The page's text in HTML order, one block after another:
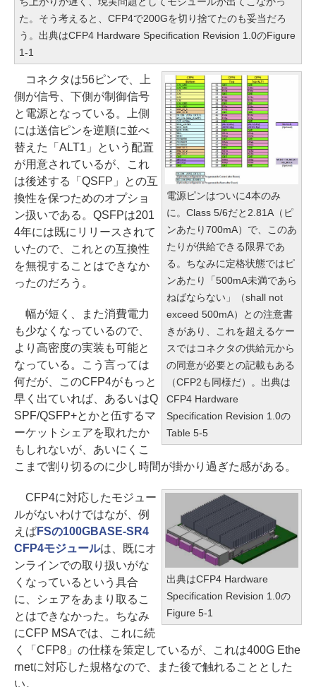
た。そう考えると、CFP4で200Gを切り捨てたのも妥当だろ
う。出典はCFP4 Hardware Specification Revision 1.0のFigure
1-1
電源ピンはついに4本のみ
に。Class 5/6だと2.81A（ピ
ンあたり700mA）で、このあ
たりが供給できる限界であ
る。ちなみに定格状態ではピ
ンあたり「500mA未満であら
ねばならない」（shall not
exceed 500mA）との注意書
きがあり、これを超えるケー
スではコネクタの供給元から
の同意が必要との記載もある
（CFP2も同様だ）。出典は
CFP4 Hardware
Specification Revision 1.0の
Table 5-5
コネクタは56ピンで、上
側が信号、下側が制御信号
と電源となっている。上側
には送信ピンを逆順に並べ
替えた「ALT1」という配置
が用意されているが、これ
は後述する「QSFP」との互
換性を保つためのオプショ
ン扱いである。QSFPは201
4年には既にリリースされて
いたので、これとの互換性
を無視することはできなか
ったのだろう。
幅が短く、また消費電力
も少なくなっているので、
より高密度の実装も可能と
なっている。こう言っては
何だが、このCFP4がもっと
早く出ていれば、あるいはQ
SPF/QSFP+とかと伍するマ
ーケットシェアを取れたか
もしれないが、あいにくこ
こまで割り切るのに少し時間が掛かり過ぎた感がある。
出典はCFP4 Hardware
Specification Revision 1.0の
Figure 5-1
CFP4に対応したモジュー
ルがないわけではなが、例
えばFSの100GBASE-SR4
CFP4モジュールは、既にオ
ンラインでの取り扱いがな
くなっているという具合
に、シェアをあまり取るこ
とはできなかった。ちなみ
にCFP MSAでは、これに続
く「CFP8」の仕様を策定しているが、これは400G Ethe
rnetに対応した規格なので、また後で触れることとした
い。